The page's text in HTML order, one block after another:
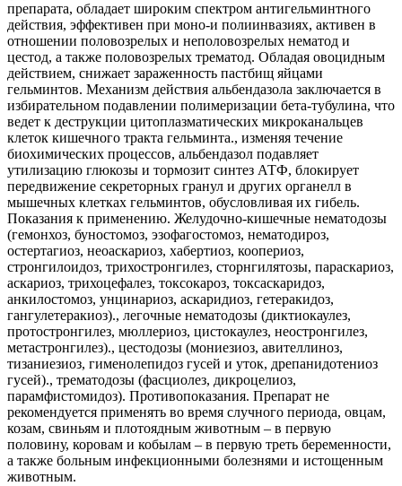
препарата, обладает широким спектром антигельминтного
действия, эффективен при моно-и полиинвазиях, активен в
отношении половозрелых и неполовозрелых нематод и
цестод, а также половозрелых трематод. Обладая овоцидным
действием, снижает зараженность пастбищ яйцами
гельминтов. Механизм действия альбендазола заключается в
избирательном подавлении полимеризации бета-тубулина, что
ведет к деструкции цитоплазматических микроканальцев
клеток кишечного тракта гельминта., изменяя течение
биохимических процессов, альбендазол подавляет
утилизацию глюкозы и тормозит синтез АТФ, блокирует
передвижение секреторных гранул и других органелл в
мышечных клетках гельминтов, обусловливая их гибель.
Показания к применению. Желудочно-кишечные нематодозы
(гемонхоз, буностомоз, эзофагостомоз, нематодироз,
остертагиоз, неоаскариоз, хабертиоз, коопериоз,
стронгилоидоз, трихостронгилез, сторнгилятозы, параскариоз,
аскариоз, трихоцефалез, токсокароз, токсаскаридоз,
анкилостомоз, унцинариоз, аскаридиоз, гетеракидоз,
гангулетеракиоз)., легочные нематодозы (диктиокаулез,
протостронгилез, мюллериоз, цистокаулез, неостронгилез,
метастронгилез)., цестодозы (мониезиоз, авителлиноз,
тизаниезиоз, гименолепидоз гусей и уток, дрепанидотениоз
гусей)., трематодозы (фасциолез, дикроцелиоз,
парамфистомидоз). Противопоказания. Препарат не
рекомендуется применять во время случного периода, овцам,
козам, свиньям и плотоядным животным – в первую
половину, коровам и кобылам – в первую треть беременности,
а также больным инфекционными болезнями и истощенным
животным.